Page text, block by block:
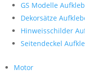
GS Modelle
Dekorsätze
Hinweisschilder
Seitendeckel
Motor